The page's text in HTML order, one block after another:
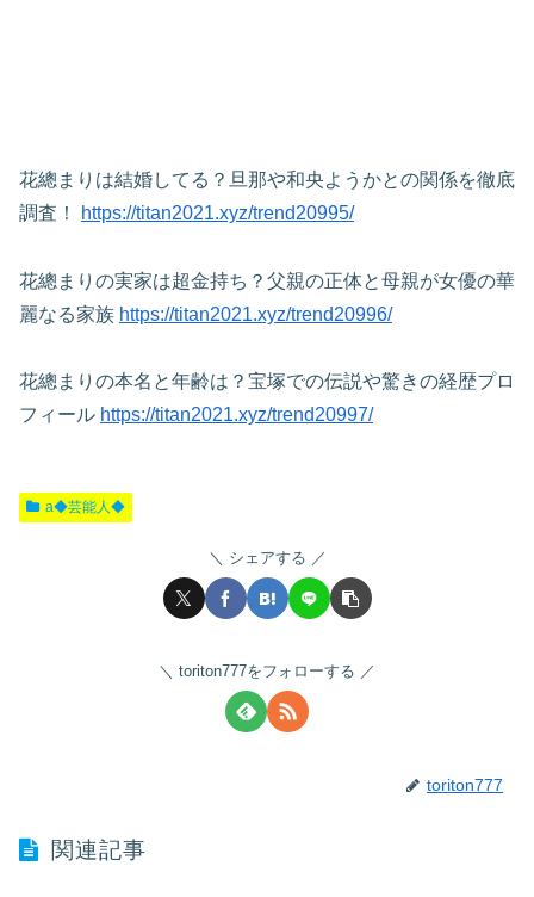
花總まりは結婚してる？旦那や和央ようかとの関係を徹底
調査！
https://titan2021.xyz/trend20995/
花總まりの実家は超金持ち？父親の正体と母親が女優の華
麗なる家族 https://titan2021.xyz/trend20996/
花總まりの本名と年齢は？宝塚での伝説や驚きの経歴プロ
フィール https://titan2021.xyz/trend20997/
a◆芸能人◆
シェアする
toriton777をフォローする
toriton777
関連記事